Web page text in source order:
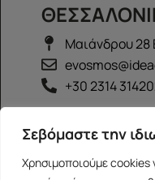
Σεβόμαστε την
Χρησιμοποιούμε cookies
Μαιάνδρου 28
+30 2314
ΙΩΑΝΝΙΝΑ
Γεώργιου